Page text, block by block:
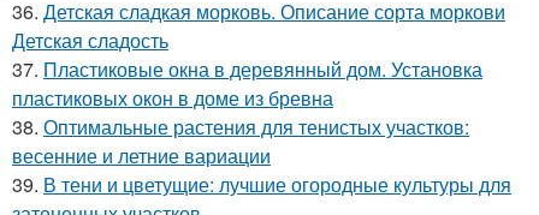
36. Детская сладкая морковь. Описание сорта моркови
Детская сладость
37. Пластиковые окна в деревянный дом. Установка
пластиковых окон в доме из бревна
38. Оптимальные растения для тенистых участков:
весенние и летние вариации
39. В тени и цветущие: лучшие огородные культуры для